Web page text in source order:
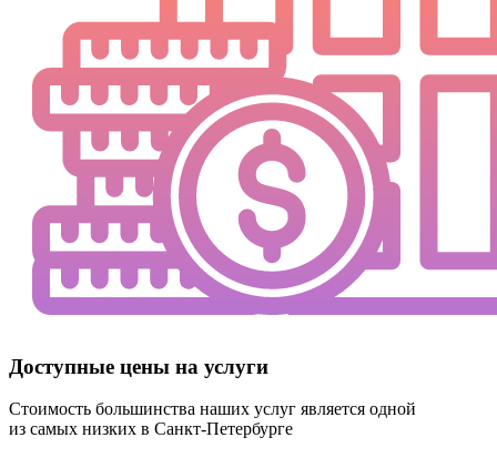
Доступные цены на услуги
Стоимость большинства наших услуг является одной
из самых низких в Санкт-Петербурге